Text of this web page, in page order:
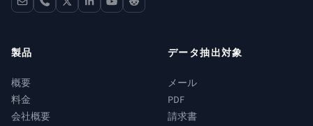
contactphone
x linkedinyoutube
reddit
製品
概要
料金
会社概要
データ抽出対象
メール
PDF
請求書